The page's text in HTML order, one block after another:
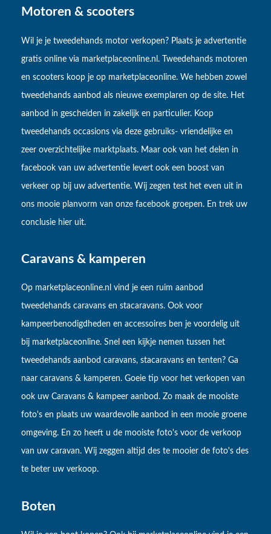
Motoren & scooters
Wil je je tweedehands motor verkopen? Plaats je advertentie
gratis online via marketplaceonline.nl. Tweedehands motoren
en scooters koop je op marketplaceonline. We hebben zowel
tweedehands aanbod als nieuwe exemplaren op de site. Het
aanbod in gescheiden in zakelijk en particulier. Koop
tweedehands occasions via deze gebruiks- vriendelijke en
zeer overzichtelijke marktplaats. Maar ook van het delen in
facebook van uw advertentie levert ook een boost van
verkeer op bij uw advertentie. Wij zegen test het even uit in
ons mooie planvorm van onze facebook groepen. En trek uw
conclusie hier uit.
Caravans & kamperen
Op marketplaceonline.nl vind je een ruim aanbod
tweedehands caravans en stacaravans. Ook voor
kampeerbenodigdheden en accessoires ben je voordelig uit
bij marketplaceonline. Snel een kijkje nemen tussen het
tweedehands aanbod caravans, stacaravans en tenten? Ga
naar caravans & kamperen. Goeie tip voor het verkopen van
ook uw Caravans & kampeer aanbod. Zo maak de mooiste
foto's en plaats uw waardevolle aanbod in een mooie groene
omgeving. En zo heeft u de mooiste foto's voor de verkoop
van uw caravan. Wij zeggen altijd des te mooier de foto's des
te beter uw verkoop.
Boten